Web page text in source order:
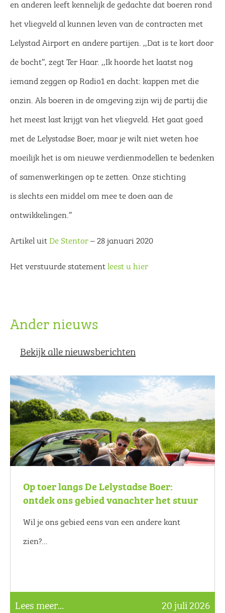
en anderen leeft kennelijk de gedachte dat boeren rond
het vliegveld al kunnen leven van de contracten met
Lelystad Airport en andere partijen. ,,Dat is te kort door
de bocht’’, zegt Ter Haar. ,,Ik hoorde het laatst nog
iemand zeggen op Radio1 en dacht: kappen met die
onzin. Als boeren in de omgeving zijn wij de partij die
het meest last krijgt van het vliegveld. Het gaat goed
met de Lelystadse Boer, maar je wilt niet weten hoe
moeilijk het is om nieuwe verdienmodellen te bedenken
of samenwerkingen op te zetten. Onze stichting
is slechts een middel om mee te doen aan de
ontwikkelingen.’’
Artikel uitDe Stentor– 28 januari 2020
Het verstuurde statementleest u hier
Ander nieuws
Bekijk alle nieuwsberichten
Op toer langs De Lelystadse Boer:
ontdek ons gebied vanachter het stuur
Wil je ons gebied eens van een andere kant
zien?...
Lees meer... 20 juli 2026